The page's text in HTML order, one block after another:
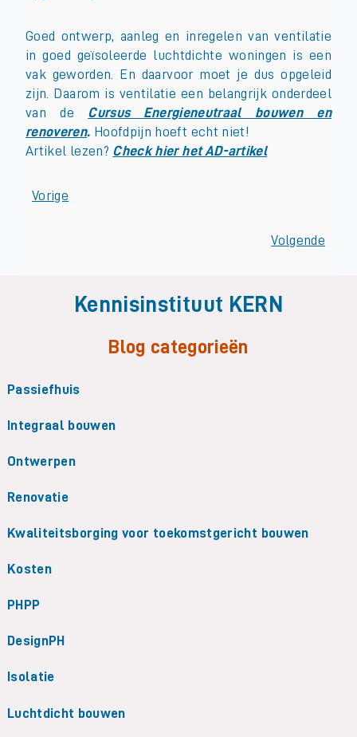
Goed ontwerp, aanleg en inregelen van ventilatie
in goed geïsoleerde luchtdichte woningen is een
vak geworden. En daarvoor moet je dus opgeleid
zijn. Daarom is ventilatie een belangrijk onderdeel
van de Cursus Energieneutraal bouwen en
renoveren. Hoofdpijn hoeft echt niet!
Artikel lezen? Check hier het AD-artikel
Vorige
Volgende
Kennisinstituut KERN
Blog categorieën
Passiefhuis
Integraal bouwen
Ontwerpen
Renovatie
Kwaliteitsborging voor toekomstgericht bouwen
Kosten
PHPP
DesignPH
Isolatie
Luchtdicht bouwen